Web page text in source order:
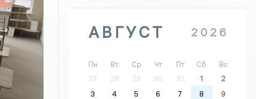
АВГУСТ 2026
Пн Вт Ср Чт Пт Сб
Вс
27
28 29 30 31 1
2
3
4 5 6 7 8
9